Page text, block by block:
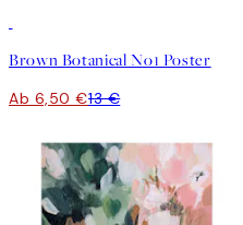
Brown Botanical No1 Poster
Ab 6,50 €13 €